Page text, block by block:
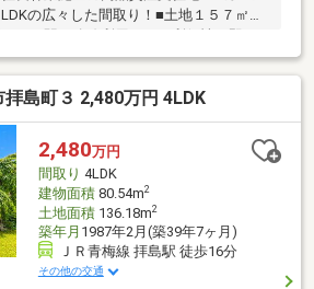
の広々した間取り！■土地１５７㎡、
にお問い合わせ下さい！
島町３ 2,480万円 4LDK
2,480万円
間取り 4LDK
建物面積80.54m2
土地面積136.18m2
築年月 1987年2月(築39年7ヶ月)
ＪＲ青梅線 拝島駅 徒歩16分
その他の交通